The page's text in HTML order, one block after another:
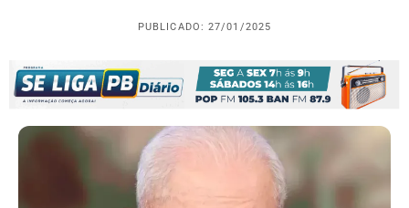
PUBLICADO: 27/01/2025